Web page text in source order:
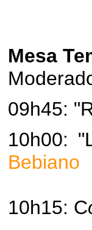
Mesa
09h45:
10h00:
Bebiano
10h15: C